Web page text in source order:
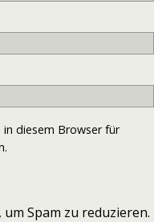
in diesem Browser für
Spam zu reduzieren.